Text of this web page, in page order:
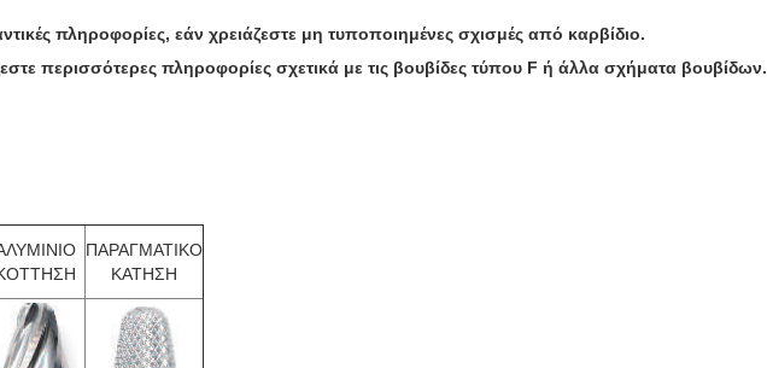
πληροφορίες, εάν χρειάζεστε μη τυποποιημένες σχισμές από καρβίδιο.
περισσότερες πληροφορίες σχετικά με τις βουβίδες τύπου F ή άλλα σχήματα βουβίδων.
ΠΑΡΑΓΜΑΤΙΚΟ
ΚΑΤΗΣΗ